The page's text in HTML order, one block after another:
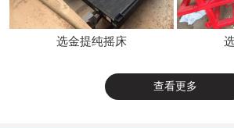
选金提纯摇床
查看更多